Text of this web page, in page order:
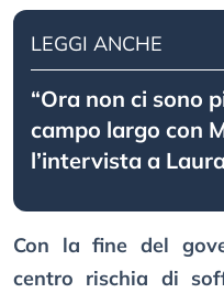
LEGGI ANCHE
“Ora non ci sono
campo largo con
l’intervista a
Con la fine del
centro rischia di